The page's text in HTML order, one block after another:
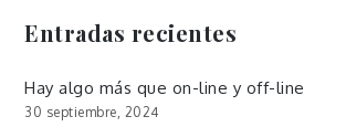
Entradas recientes
Hay algo más que on-line y off-line
30 septiembre, 2024